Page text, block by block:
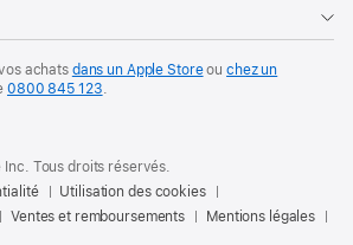
achats dans un Apple Storeouchez un
0800 845 123
Tous droits réservés.
Utilisation des cookies
Ventes et remboursements
Mentions légales